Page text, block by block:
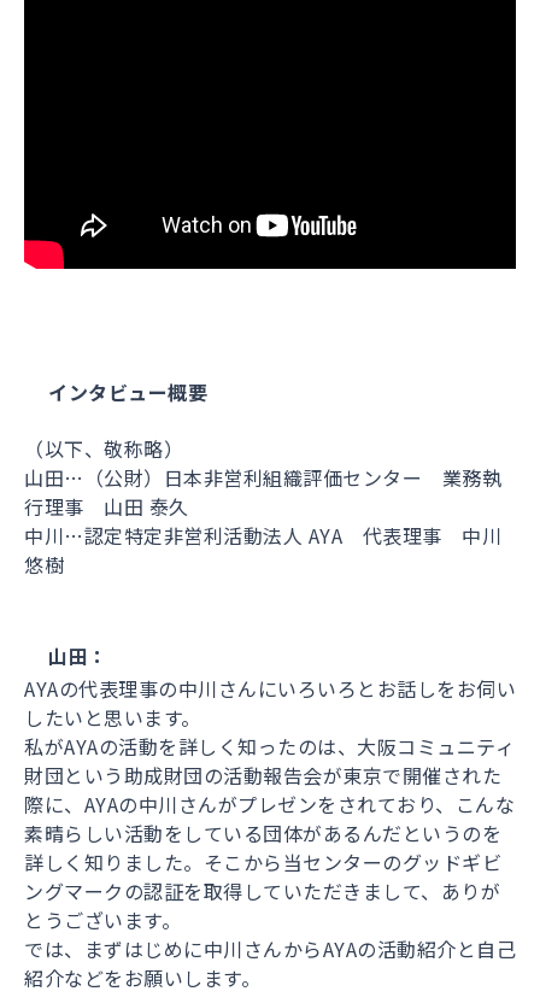
インタビュー概要
（以下、敬称略）
山田…（公財）日本非営利組織評価センター 業務執
行理事 山田 泰久
中川…認定特定非営利活動法人 AYA 代表理事 中川
悠樹
山田：
AYAの代表理事の中川さんにいろいろとお話しをお伺い
したいと思います。
私がAYAの活動を詳しく知ったのは、大阪コミュニティ
財団という助成財団の活動報告会が東京で開催された
際に、AYAの中川さんがプレゼンをされており、こんな
素晴らしい活動をしている団体があるんだというのを
詳しく知りました。そこから当センターのグッドギビ
ングマークの認証を取得していただきまして、ありが
とうございます。
では、まずはじめに中川さんからAYAの活動紹介と自己
紹介などをお願いします。